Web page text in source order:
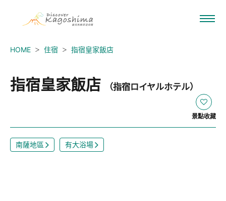
HOME 住宿 指宿皇家飯店
指宿皇家飯店 （指宿ロイヤルホテル）
景點收藏
南薩地區 有大浴場